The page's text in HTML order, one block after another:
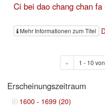
Ci bei dao chang chan
Mehr Informationen zum Titel
« 1 - 10
Erscheinungszeitraum
1600 - 1699 (20)